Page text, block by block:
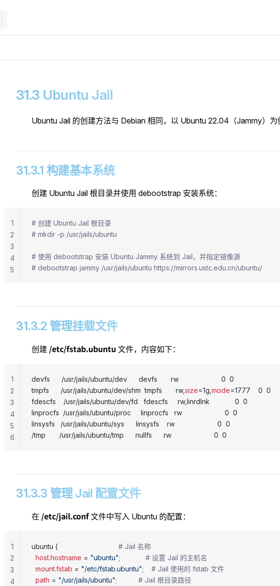
31.3 Ubuntu Jail
Ubuntu Jail 的创建方法与 Debian 相同，以 Ubuntu 22.04（Jammy）为
31.3.1 构建基本系统
创建 Ubuntu Jail 根目录并使用 debootstrap 安装系统：
# 创建 Ubuntu Jail 根目录
# mkdir -p /usr/jails/ubuntu
# 使用 debootstrap 安装 Ubuntu Jammy 系统到 Jail，并指定镜像源
# debootstrap jammy /usr/jails/ubuntu https://mirrors.ustc.edu.cn/ubuntu/
1
2
3
4
5
31.3.2 管理挂载文件
创建 /etc/fstab.ubuntu 文件，内容如下：
devfs      /usr/jails/ubuntu/dev      devfs       rw                      0  0
tmpfs      /usr/jails/ubuntu/dev/shm  tmpfs       rw,size=1g, mode=1777    0  0
fdescfs    /usr/jails/ubuntu/dev/fd   fdescfs     rw,linrdlnk             0  0
linprocfs  /usr/jails/ubuntu/proc     linprocfs   rw                      0  0
linsysfs   /usr/jails/ubuntu/sys      linsysfs    rw                      0  0
/tmp       /usr/jails/ubuntu/tmp      nullfs      rw                      0  0
1
2
3
4
5
6
31.3.3 管理 Jail 配置文件
在 /etc/jail.conf文件中写入 Ubuntu 的配置：
ubuntu { # Jail 名称
  host.hostname
= "ubuntu";             # 设置 Jail 的主机名
  mount.fstab
= "/etc/fstab.ubuntu";    # Jail 使用的 fstab 文件
  path
= "/usr/jails/ubuntu";           # Jail 根目录路径
1
2
3
4